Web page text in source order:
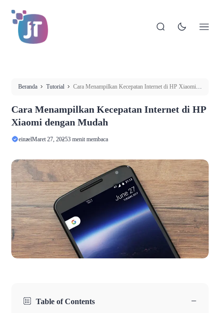
Beranda Tutorial
Cara Menampilkan Kecepatan Internet di HP Xiaomi
Cara Menampilkan Kecepatan Internet di HP
Xiaomi dengan Mudah
einzelMaret 27, 20253 menit membaca
Table of Contents −